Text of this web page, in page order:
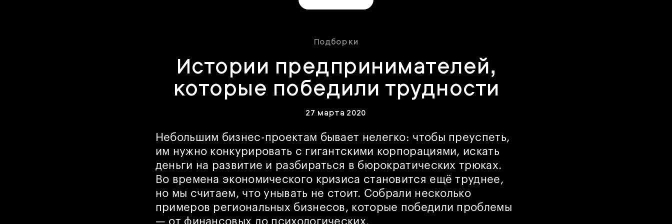
Подборки
Истории предпринимателей,
которые победили трудности
27 марта 2020
Небольшим бизнес-проектам бывает нелегко: чтобы преуспеть,
им нужно конкурировать с гигантскими корпорациями, искать
деньги на развитие и разбираться в бюрократических трюках.
Во времена экономического кризиса становится ещё труднее,
но мы считаем, что унывать не стоит. Собрали несколько
примеров региональных бизнесов, которые победили проблемы
— от финансовых до психологических.